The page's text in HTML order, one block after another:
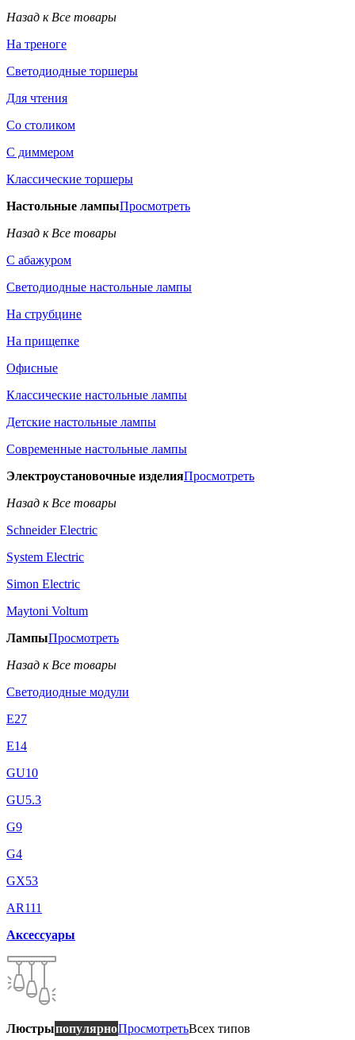
Назад к Все товары
На треноге
Светодиодные торшеры
Для чтения
Со столиком
С диммером
Классические торшеры
Настольные лампыПросмотреть
Назад к Все товары
С абажуром
Светодиодные настольные лампы
На струбцине
На прищепке
Офисные
Классические настольные лампы
Детские настольные лампы
Современные настольные лампы
Электроустановочные изделияПросмотреть
Назад к Все товары
Schneider Electric
System Electric
Simon Electric
Maytoni Voltum
ЛампыПросмотреть
Назад к Все товары
Светодиодные модули
E27
E14
GU10
GU5.3
G9
G4
GX53
AR111
Аксессуары
ЛюстрыпопулярноПросмотретьВсех типов